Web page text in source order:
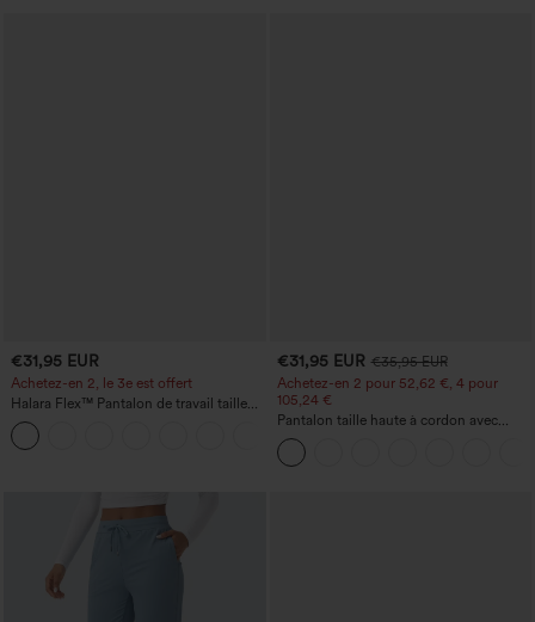
€31,95 EUR
Achetez-en 2, le 3e est offert
Halara Flex™ Pantalon de travail taille
haute avec poche latérale arrière et
légère coupe évasée
€31,95 EUR €35,95 EUR
Achetez-en 2 pour 52,62 €, 4 pour
105,24 €
Pantalon taille haute à cordon avec
poches, jambe large et coupe ample,
style décontracté, effet lin